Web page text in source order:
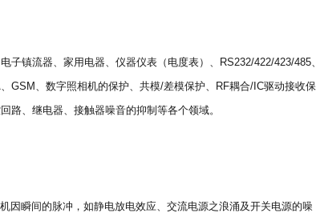
子镇流器、家用电器、仪器仪表（电度表）、RS232/422/423/485
GSM、数字照相机的保护、共模/差模保护、RF耦合/IC驱动接收保
路、继电器、接触器噪音的抑制等各个领域。
因瞬间的脉冲，如静电放电效应、交流电源之浪涌及开关电源的噪